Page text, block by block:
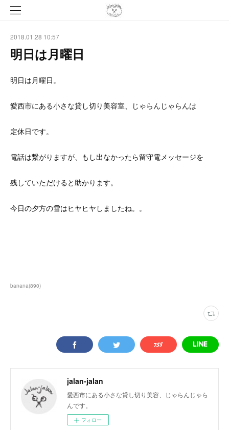
2018.01.28 10:57
明日は月曜日
明日は月曜日。
愛西市にある小さな貸し切り美容室、じゃらんじゃらんは
定休日です。
電話は繋がりますが、もし出なかったら留守電メッセージを
残していただけると助かります。
今日の夕方の雪はヒヤヒヤしましたね。。
banana(890)
jalan-jalan
愛西市にある小さな貸し切り美容、じゃらんじゃら
んです。
フォロー